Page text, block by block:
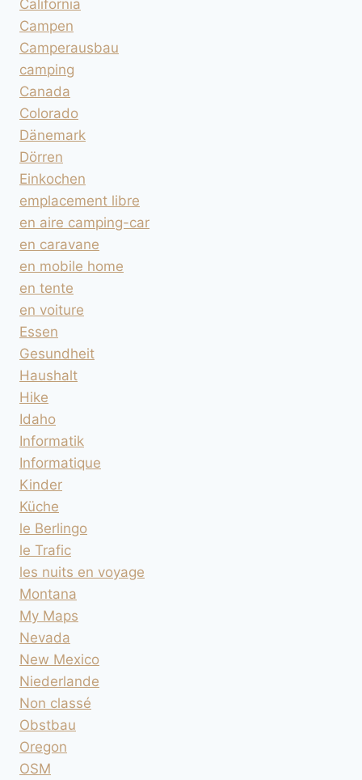
California
Campen
Camperausbau
camping
Canada
Colorado
Dänemark
Dörren
Einkochen
emplacement libre
en aire camping-car
en caravane
en mobile home
en tente
en voiture
Essen
Gesundheit
Haushalt
Hike
Idaho
Informatik
Informatique
Kinder
Küche
le Berlingo
le Trafic
les nuits en voyage
Montana
My Maps
Nevada
New Mexico
Niederlande
Non classé
Obstbau
Oregon
OSM